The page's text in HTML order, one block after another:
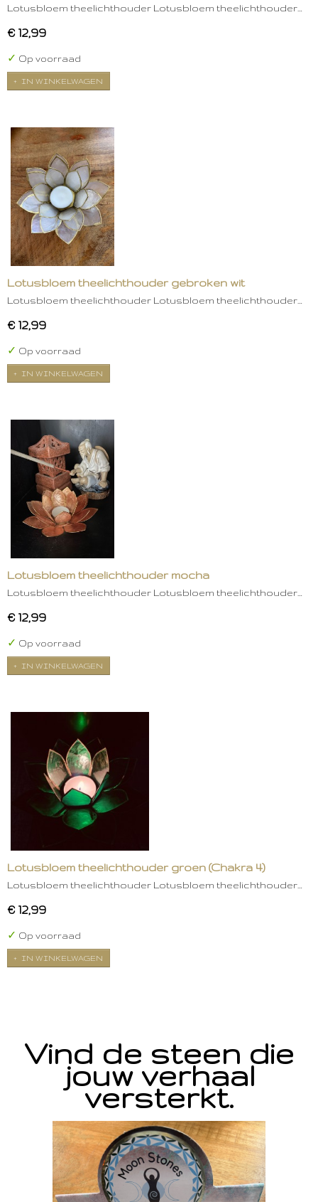
Lotusbloem theelichthouder Lotusbloem theelichthouder…
€ 12,99
✓ Op voorraad
IN WINKELWAGEN
Lotusbloem theelichthouder gebroken wit
Lotusbloem theelichthouder Lotusbloem theelichthouder…
€ 12,99
✓ Op voorraad
IN WINKELWAGEN
Lotusbloem theelichthouder mocha
Lotusbloem theelichthouder Lotusbloem theelichthouder…
€ 12,99
✓ Op voorraad
IN WINKELWAGEN
Lotusbloem theelichthouder groen (Chakra 4)
Lotusbloem theelichthouder Lotusbloem theelichthouder…
€ 12,99
✓ Op voorraad
IN WINKELWAGEN
Vind de steen die
jouw verhaal
versterkt.